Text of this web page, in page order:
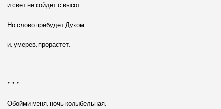
и свет не сойдет с высот…
Но слово пребудет Духом
и, умерев, прорастет.
* * *
Обойми меня, ночь колыбельная,